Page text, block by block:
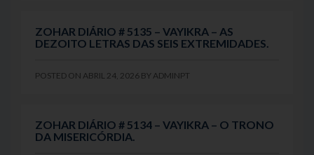
ZOHAR DIÁRIO # 5135 – VAYIKRA – AS
DEZOITO LETRAS DAS SEIS EXTREMIDADES.
POSTED ON ABRIL 24, 2026 BY ADMINPT
ZOHAR DIÁRIO # 5134 – VAYIKRA – O TRONO
DA MISERICÓRDIA.